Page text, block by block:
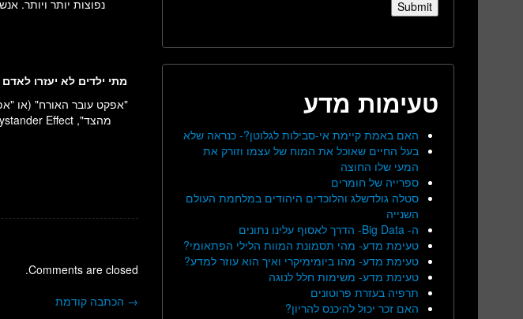
נפוצות יותר ויותר.
מתי ילדים לא יעזרו
"אפקט עובר האורח" (או
מהצד", Bystander Effect) ה...
Comments are closed.
ניווט בפוסטים
→ הכתבה קודמת
טעימות מדע
האם באמת קיימת אי-סבילות לגלוטן?- כנראה שלא
בעל החיים שאוכל את המוח של עצמו וזורק את
המעי שלו החוצה
ספרייה של חומרים
סטלה גולדשלג והלוכדים היהודים במלחמת העולם
השנייה
ה- Big Data- הדרך לאסוף עלינו נתונים
טעימת מדע- מהי תסמונת המוות הלילי הפתאומי?
טעימת מדע- מהו ביומימיקרי ואיך הוא עוזר למדע?
טעימת מדע- משימות חלל לנוגה
תרפיה בעזרת פרוטונים
האם זכר יכול להיכנס להריון?